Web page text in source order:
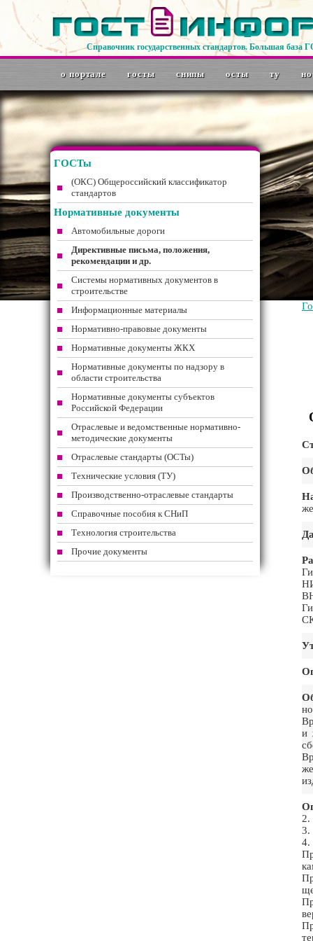
Справочник государственных стандартов. Большая база
о портале госты снипы осты ту
и
2.
3.
4.
ГОСТы
(ОКС) Общероссийский классификатор
стандартов
Нормативные документы
Автомобильные дороги
Директивные письма, положения,
рекомендации и др.
Системы нормативных документов в
строительстве
Информационные материалы
Нормативно-правовые документы
Нормативные документы ЖКХ
Нормативные документы по надзору в
области строительства
Нормативные документы субъектов
Российской Федерации
Отраслевые и ведомственные нормативно-
методические документы
Отраслевые стандарты (ОСТы)
Технические условия (ТУ)
Производственно-отраслевые стандарты
Справочные пособия к СНиП
Технология строительства
Прочие документы